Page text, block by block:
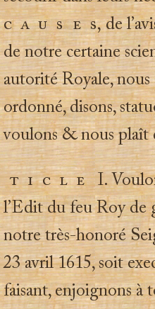
causes,de
de notre certaine
autorité Royale,
ordonné, disons,
voulons & nous plaît
I.
l’Edit du feu Roy de
notre très-honoré
23 avril 1615, soit
faisant, enjoignons à